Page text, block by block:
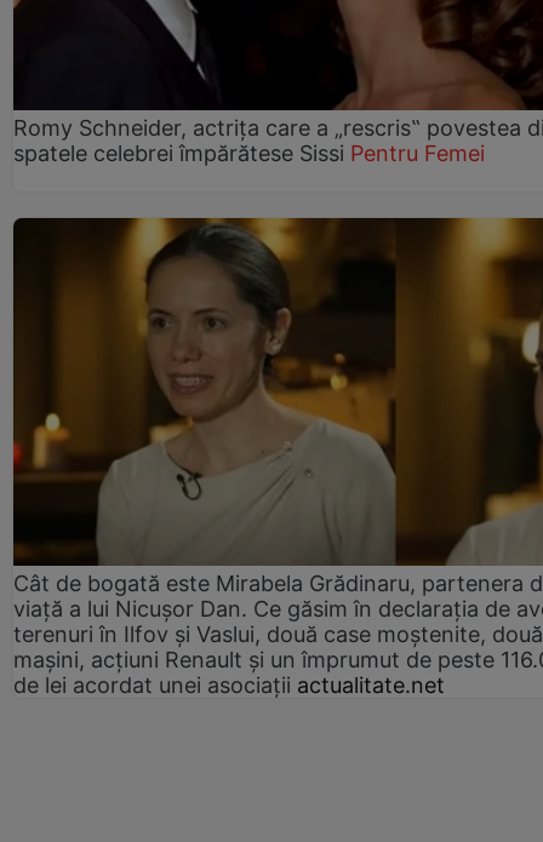
Romy Schneider, actrița care a „rescris‟ povestea
spatele celebrei împărătese Sissi Pentru Femei
Cât de bogată este Mirabela Grădinaru, partenera
viață a lui Nicușor Dan. Ce găsim în declarația de
terenuri în Ilfov și Vaslui, două case moștenite, două
mașini, acțiuni Renault și un împrumut de peste
de lei acordat unei asociații actualitate.net